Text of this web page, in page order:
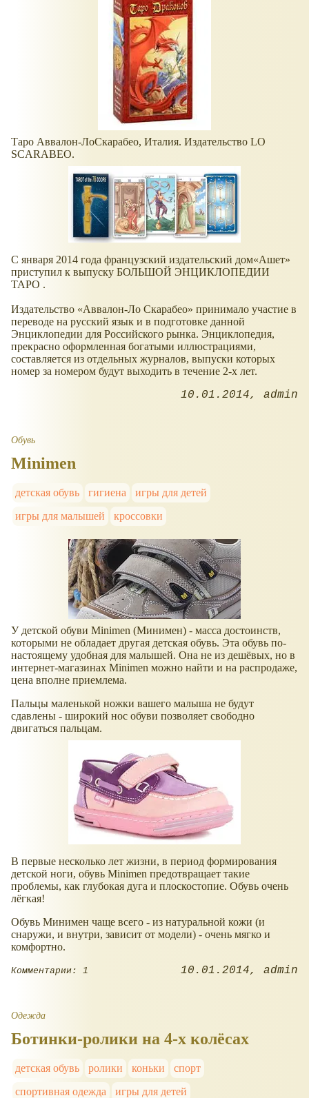
Таро Аввалон-ЛоСкарабео, Италия. Издательство LO
SCARABEO.
С января 2014 года французский издательский дом Ашет
приступил к выпуску БОЛЬШОЙ ЭНЦИКЛОПЕДИИ
ТАРО .
Издательство Аввалон-Ло Скарабео
принимало участие в
переводе на русский язык и в подготовке данной
Энциклопедии для Российского рынка. Энциклопедия,
прекрасно оформленная богатыми иллюстрациями,
составляется из отдельных журналов, выпуски которых
номер за номером будут выходить в течение 2-х лет.
10.01.2014 admin
Обувь
Minimen
детская обувь гигиена
игры для детей
игры для малышей
кроссовки
У детской обуви Minimen (Минимен) - масса достоинств,
которыми не обладает другая детская обувь. Эта обувь по-
настоящему удобная для малышей. Она не из дешёвых, но в
интернет-магазинах Minimen можно найти и на распродаже,
цена вполне приемлема.
Пальцы маленькой ножки вашего малыша не будут
сдавлены - широкий нос обуви позволяет свободно
двигаться пальцам.
В первые несколько лет жизни, в период формирования
детской ноги, обувь Minimen предотвращает такие
проблемы, как глубокая дуга и плоскостопие. Обувь очень
лёгкая!
Обувь Минимен чаще всего - из натуральной кожи (и
снаружи, и внутри, зависит от модели) - очень мягко и
комфортно.
Комментарии: 1 10.01.2014 admin
Одежда
Ботинки-ролики на 4-х колёсах
детская обувь ролики коньки
спорт
спортивная одежда
игры для детей